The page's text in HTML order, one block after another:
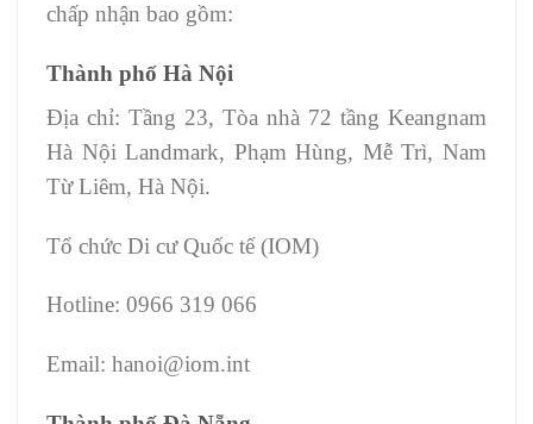
chấp nhận bao gồm:
Thành phố Hà Nội
Địa chỉ: Tầng 23, Tòa nhà 72 tầng Keangnam
Hà Nội Landmark, Phạm Hùng, Mễ Trì, Nam
Từ Liêm, Hà Nội.
Tổ chức Di cư Quốc tế (IOM)
Hotline: 0966 319 066
Email: hanoi@iom.int